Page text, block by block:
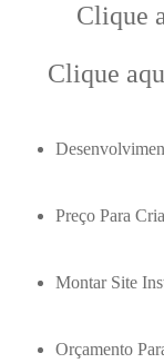
Clique
Clique
Preço Para
Montar Site
Orçamento